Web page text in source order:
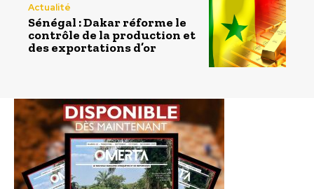
Actualité
Sénégal : Dakar réforme le
contrôle de la production et
des exportations d’or